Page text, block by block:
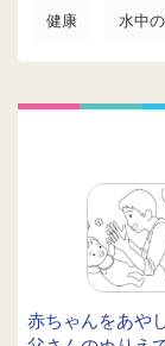
健康 水中
赤ちゃんをあや